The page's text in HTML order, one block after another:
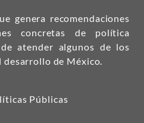
genera recomendaciones
concretas de política
atender algunos de los
desarrollo de México.
Públicas